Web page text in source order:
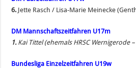
6. Jette Rasch / Lisa-Marie Meinecke
DM Mannschaftszeitfahren U17m
1.Kai Tittel (ehemals HRSC Wernigerode –
Bundesliga Einzelzeitfahren U19w